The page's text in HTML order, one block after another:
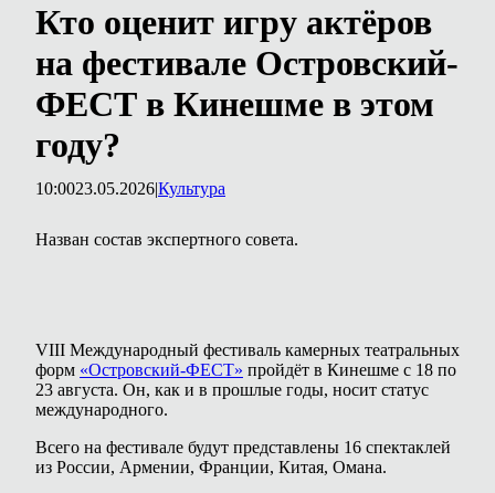
Кто оценит игру актёров
на фестивале Островский-
ФЕСТ в Кинешме в этом
году?
10:0023.05.2026|Культура
Назван состав экспертного совета.
VIII Международный фестиваль камерных театральных
форм «Островский-ФЕСТ» пройдёт в Кинешме с 18 по
23 августа. Он, как и в прошлые годы, носит статус
международного.
Всего на фестивале будут представлены 16 спектаклей
из России, Армении, Франции, Китая, Омана.